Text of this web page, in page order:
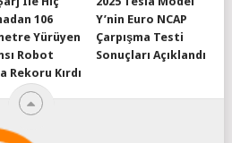
106
Yürüyen
Robot
Rekoru Kırdı
Y’nin Euro NCAP
Çarpışma Testi
Sonuçları Açıklandı